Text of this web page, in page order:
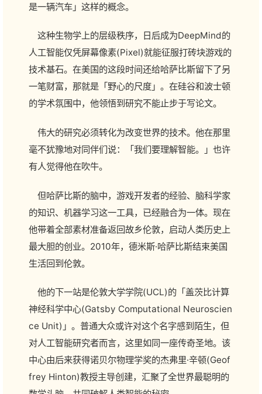
是一辆汽车」这样的概念。
这种生物学上的层级秩序，日后成为DeepMind的
人工智能仅凭屏幕像素(Pixel)就能征服打砖块游戏的
技术基石。在美国的这段时间还给哈萨比斯留下了另
一笔财富，那就是「野心的尺度」。在硅谷和波士顿
的学术氛围中，他领悟到研究不能止步于写论文。
伟大的研究必须转化为改变世界的技术。他在那里
毫不犹豫地对同伴们说：「我们要理解智能。」也许
有人觉得他在吹牛。
但哈萨比斯的脑中，游戏开发者的经验、脑科学家
的知识、机器学习这一工具，已经融合为一体。现在
他带着全部素材准备返回故乡伦敦，启动人类历史上
最大胆的创业。2010年，德米斯·哈萨比斯结束美国
生活回到伦敦。
他的下一站是伦敦大学学院(UCL)的「盖茨比计算
神经科学中心(Gatsby Computational Neuroscien
ce Unit)」。普通大众或许对这个名字感到陌生，但
对人工智能研究者而言，这里如同一座传奇圣地。该
中心由后来获得诺贝尔物理学奖的杰弗里·辛顿(Geof
frey Hinton)教授主导创建，汇聚了全世界最聪明的